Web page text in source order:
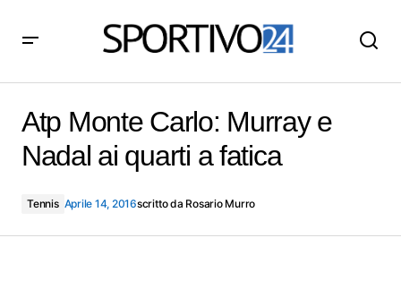
Atp Monte Carlo: Murray e
Nadal ai quarti a fatica
Tennis Aprile 14, 2016scritto da Rosario Murro